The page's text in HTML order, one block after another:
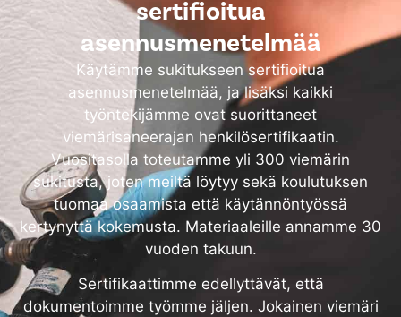
sertifioitua
asennusmenetelmää
Käytämme sukitukseen sertifioitua
asennusmenetelmää, ja lisäksi kaikki
työntekijämme ovat suorittaneet
viemärisaneerajan henkilösertifikaatin.
Vuositasolla toteutamme yli 300 viemärin
sukitusta, joten meiltä löytyy sekä koulutuksen
tuomaa osaamista että käytännöntyössä
kertynyttä kokemusta. Materiaaleille annamme 30
vuoden takuun.
Sertifikaattimme edellyttävät, että
dokumentoimme työmme jäljen. Jokainen viemäri